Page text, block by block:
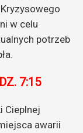
w celu
potrzeb
7:15
Cieplnej
awarii